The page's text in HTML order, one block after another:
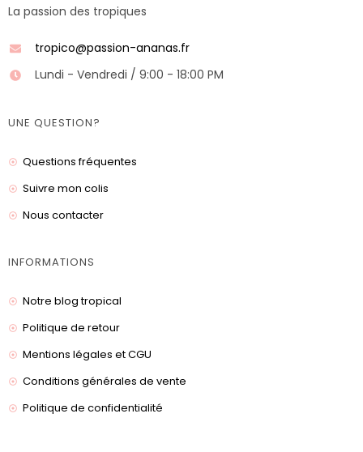
La passion des tropiques
tropico@passion-ananas.fr
Lundi - Vendredi / 9:00 - 18:00 PM
UNE QUESTION?
Questions fréquentes
Suivre mon colis
Nous contacter
INFORMATIONS
Notre blog tropical
Politique de retour
Mentions légales et CGU
Conditions générales de vente
Politique de confidentialité